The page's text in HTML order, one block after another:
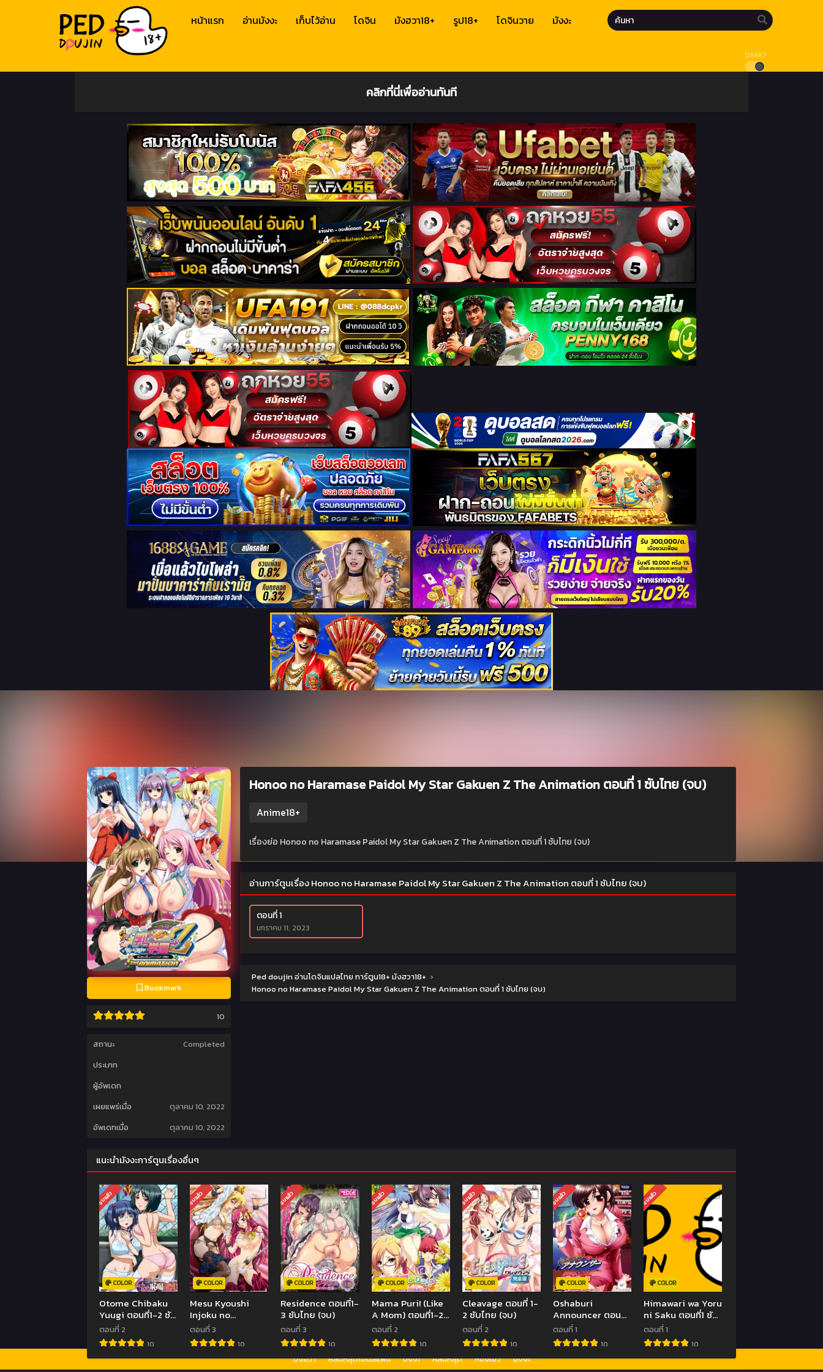
หน้าแรก อ่านมังงะ เก็บไว้อ่าน โดจิน มังฮวา18+ รูป18+ โดจินวาย มังงะ
DARK?
คลิกที่นี่เพื่ออ่านทันที
Bookmark
10
สถานะ
Completed
ประเภท
ผู้อัพเดท
เผยแพร่เมื่อ
ตุลาคม 10, 2022
อัพเดทเมื่อ
ตุลาคม 10, 2022
Honoo no Haramase Paidol My Star Gakuen Z The Animation ตอนที่ 1 ซับไทย (จบ)
Anime18+
เรื่องย่อ Honoo no Haramase Paidol My Star Gakuen Z The Animation ตอนที่ 1 ซับไทย (จบ)
อ่านการ์ตูนเรื่อง Honoo no Haramase Paidol My Star Gakuen Z The Animation ตอนที่ 1 ซับไทย (จบ)
ตอนที่ 1
มกราคม 11, 2023
Ped doujin อ่านโดจินแปลไทย การ์ตูน18+ มังฮวา18+ ›
Honoo no Haramase Paidol My Star Gakuen Z The Animation ตอนที่ 1 ซับไทย (จบ)
แนะนำมังงะการ์ตูนเรื่องอื่นๆ
จบแล้ว
COLOR
Otome Chibaku
Yuugi ตอนที่1-2 ซับ
ไทย (จบ)
ตอนที่ 2
10
จบแล้ว
COLOR
Mesu Kyoushi
Injoku no
Kyoushitsu ตอนที่
1-3 ซับไทย (จบ)
ตอนที่ 3
10
จบแล้ว
COLOR
Residence ตอนที่1-
3 ซับไทย (จบ)
ตอนที่ 3
10
จบแล้ว
COLOR
Mama Puri! (Like
A Mom) ตอนที่1-2
ซับไทย (จบ)
ตอนที่ 2
10
จบแล้ว
COLOR
Cleavage ตอนที่ 1-
2 ซับไทย (จบ)
ตอนที่ 2
10
จบแล้ว
COLOR
Oshaburi
Announcer ตอนที่
1 ซับไทย (จบ)
ตอนที่ 1
10
จบแล้ว
COLOR
Himawari wa Yoru
ni Saku ตอนที่1 ซับ
ไทย (จบ)
ตอนที่ 1
10
มังฮวา คลิปหลุดโอนลี่แฟน มังงะ คลิปหลุด หนังเอวี มังงะ